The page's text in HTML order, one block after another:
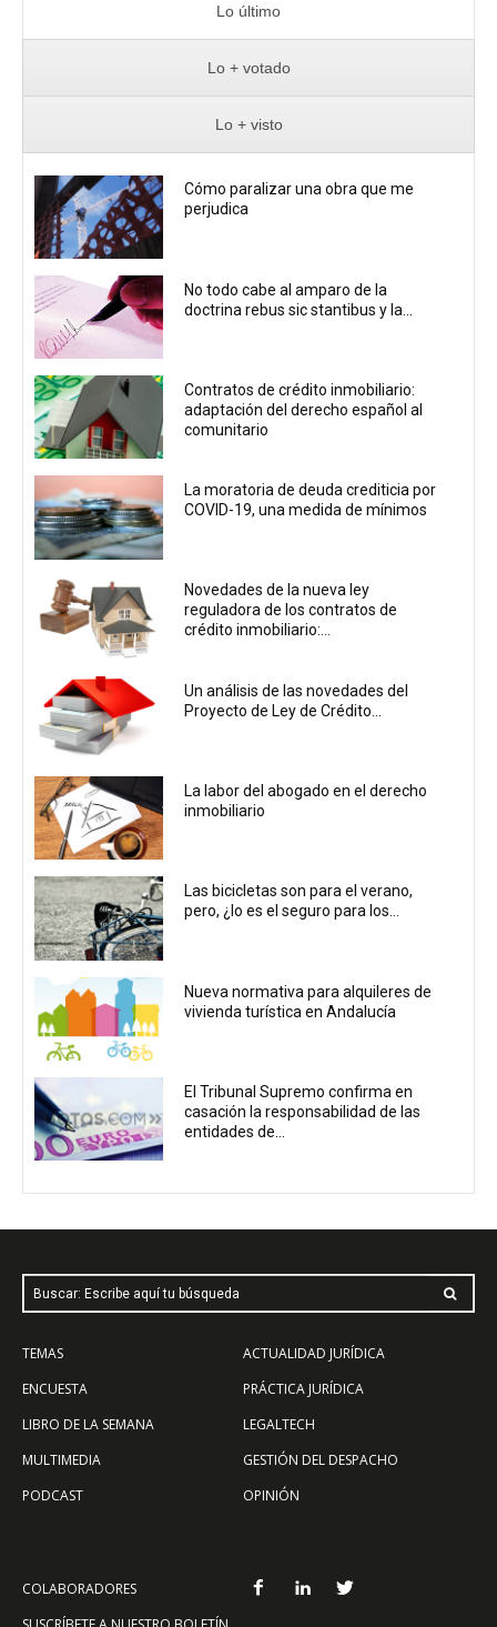
Lo último
Lo + votado
Lo + visto
Cómo paralizar una obra que me
perjudica
No todo cabe al amparo de la
doctrina rebus sic stantibus y la...
Contratos de crédito inmobiliario:
adaptación del derecho español al
comunitario
La moratoria de deuda crediticia por
COVID-19, una medida de mínimos
Novedades de la nueva ley
reguladora de los contratos de
crédito inmobiliario:...
Un análisis de las novedades del
Proyecto de Ley de Crédito...
La labor del abogado en el derecho
inmobiliario
Las bicicletas son para el verano,
pero, ¿lo es el seguro para los...
Nueva normativa para alquileres de
vivienda turística en Andalucía
El Tribunal Supremo confirma en
casación la responsabilidad de las
entidades de...
Buscar: Escribe aquí tu búsqueda
TEMAS
ENCUESTA
LIBRO DE LA SEMANA
MULTIMEDIA
PODCAST
ACTUALIDAD JURÍDICA
PRÁCTICA JURÍDICA
LEGALTECH
GESTIÓN DEL DESPACHO
OPINIÓN
COLABORADORES